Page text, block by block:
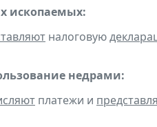
ископаемых:
налоговую
недрами:
платежи и